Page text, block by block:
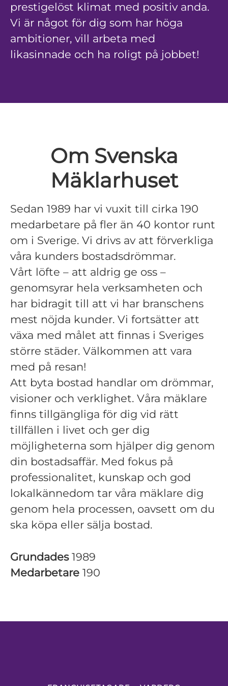
prestigelöst klimat med positiv anda.
Vi är något för dig som har höga
ambitioner, vill arbeta med
likasinnade och ha roligt på jobbet!
Om Svenska
Mäklarhuset
Sedan 1989 har vi vuxit till cirka 190
medarbetare på fler än 40 kontor runt
om i Sverige. Vi drivs av att förverkliga
våra kunders bostadsdrömmar.
Vårt löfte – att aldrig ge oss –
genomsyrar hela verksamheten och
har bidragit till att vi har branschens
mest nöjda kunder. Vi fortsätter att
växa med målet att finnas i Sveriges
större städer. Välkommen att vara
med på resan!
Att byta bostad handlar om drömmar,
visioner och verklighet. Våra mäklare
finns tillgängliga för dig vid rätt
tillfällen i livet och ger dig
möjligheterna som hjälper dig genom
din bostadsaffär. Med fokus på
professionalitet, kunskap och god
lokalkännedom tar våra mäklare dig
genom hela processen, oavsett om du
ska köpa eller sälja bostad.
Grundades 1989
Medarbetare 190